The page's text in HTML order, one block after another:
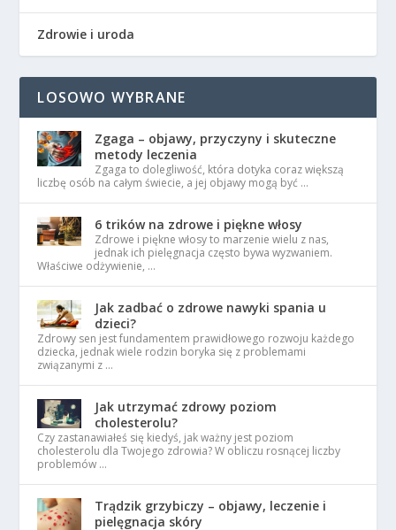
Zdrowie i uroda
LOSOWO WYBRANE
Zgaga – objawy, przyczyny i skuteczne
metody leczenia
Zgaga to dolegliwość, która dotyka coraz większą
liczbę osób na całym świecie, a jej objawy mogą być …
6 trików na zdrowe i piękne włosy
Zdrowe i piękne włosy to marzenie wielu z nas,
jednak ich pielęgnacja często bywa wyzwaniem.
Właściwe odżywienie, …
Jak zadbać o zdrowe nawyki spania u
dzieci?
Zdrowy sen jest fundamentem prawidłowego rozwoju każdego
dziecka, jednak wiele rodzin boryka się z problemami
związanymi z …
Jak utrzymać zdrowy poziom
cholesterolu?
Czy zastanawiałeś się kiedyś, jak ważny jest poziom
cholesterolu dla Twojego zdrowia? W obliczu rosnącej liczby
problemów …
Trądzik grzybiczy – objawy, leczenie i
pielęgnacja skóry